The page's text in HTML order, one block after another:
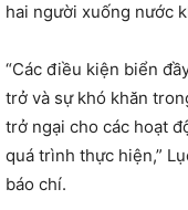
hai người xuống nước
“Các điều kiện biển
trở và sự khó khăn
trở ngại cho các hoạt
quá trình thực hiện,”
báo chí.